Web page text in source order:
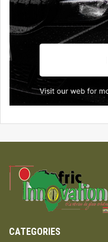
CATEGORIES